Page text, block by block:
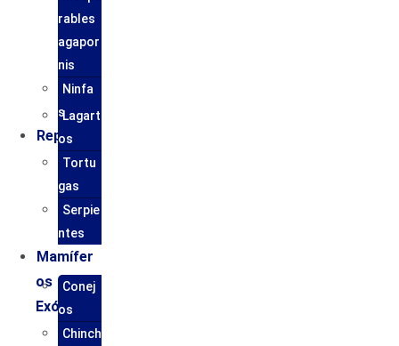
rables
agapor
nis
Ninfa
s
Reptiles
Lagart
os
Tortu
gas
Serpie
ntes
Mamífer
os
Exóticos
Conej
os
Chinch